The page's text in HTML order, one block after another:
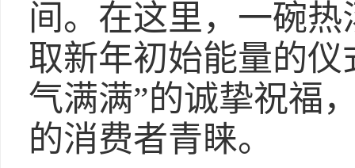
间。在这里，一碗
取新年初始能量的
气满满”的诚挚祝福
的消费者青睐。